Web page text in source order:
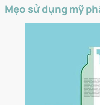
Mẹo sử dụng mỹ